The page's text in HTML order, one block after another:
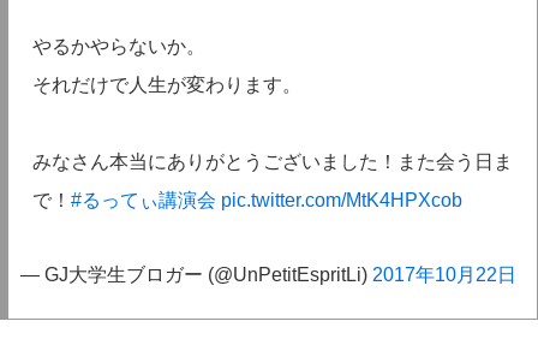
やるかやらないか。
それだけで人生が変わります。
みなさん本当にありがとうございました！また会う日ま
で！ #るってぃ講演会 pic.twitter.com/MtK4HPXcob
— GJ大学生ブロガー (@UnPetitEspritLi) 2017年10月22日